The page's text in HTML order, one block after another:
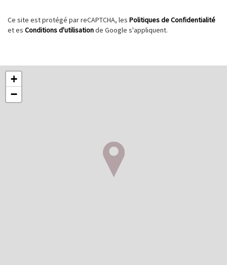
Ce site est protégé par reCAPTCHA, les Politiques de Confidentialité
et es Conditions d'utilisationde Google s'appliquent.
+
−